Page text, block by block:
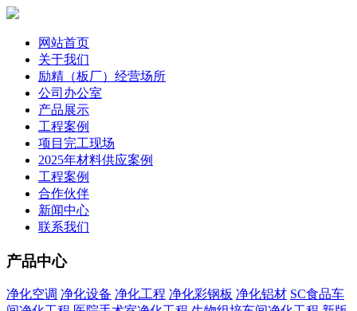
网站首页
关于我们
励精（板厂）经营场所
公司办公室
产品展示
工程案例
项目完工现场
2025年材料供应案例
工程案例
合作伙伴
新闻中心
联系我们
产品中心
净化空调 净化设备 净化工程 净化彩钢板 净化铝材 SC食品车